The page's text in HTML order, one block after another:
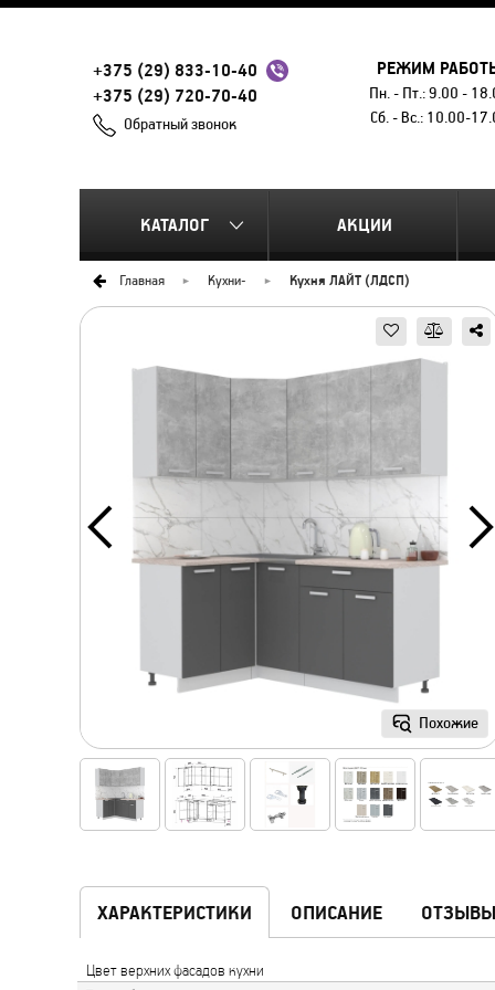
+375 (29) 833-10-40
+375 (29) 720-70-40
Обратный звонок
РЕЖИМ
Пн. - Пт.: 9.00 -
Сб. - Вс.: 10.00-
КАТАЛОГ АКЦИИ
Главная Кухни- Кухня ЛАЙТ (ЛДСП)
Похожие
ХАРАКТЕРИСТИКИ ОПИСАНИЕ ОТЗЫВЫ
Цвет верхних фасадов кухни